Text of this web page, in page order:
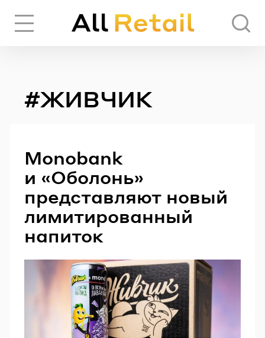
#ЖИВЧИК
Monobank
и «Оболонь»
представляют новый
лимитированный
напиток
ЧЕРЕЗ СОЦИАЛЬНЫЕ СЕТИ
GOOGLE
Email
Пароль